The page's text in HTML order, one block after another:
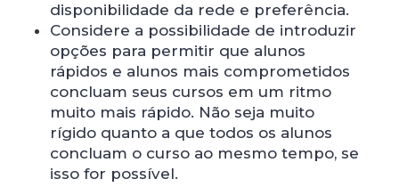
disponibilidade da rede e preferência.
Considere a possibilidade de introduzir
opções para permitir que alunos
rápidos e alunos mais comprometidos
concluam seus cursos em um ritmo
muito mais rápido. Não seja muito
rígido quanto a que todos os alunos
concluam o curso ao mesmo tempo, se
isso for possível.